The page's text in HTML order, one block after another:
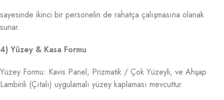
sayesinde ikinci bir personelin de rahatça çalışmasına olanak
sunar.
4) Yüzey & Kasa Formu
Yüzey Formu: Kavis Panel, Prizmatik / Çok Yüzeyli, ve Ahşap
Lambirili (Çıtalı) uygulamalı yüzey kaplaması mevcuttur.